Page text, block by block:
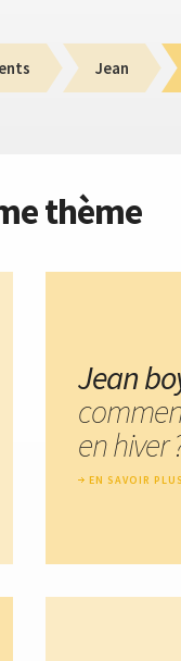
Jean
thème
Jean
en hiver
EN SAVOIR PLUS